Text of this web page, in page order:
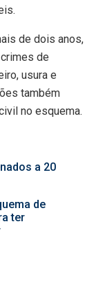
de dois anos,
de
usura e
também
no esquema.
a 20
de
ter